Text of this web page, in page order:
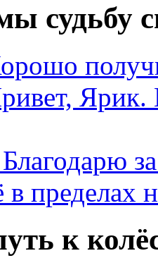
судьбу
Ярик.
Благодарю
в пределах
к